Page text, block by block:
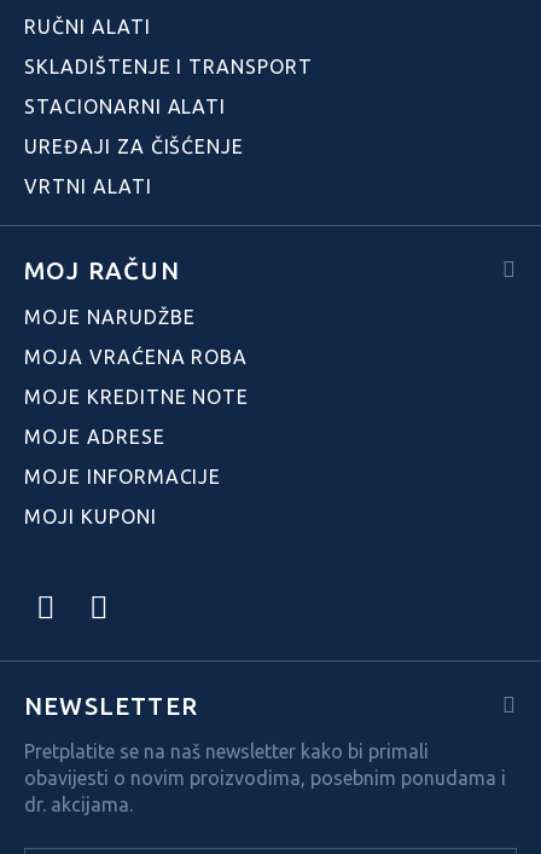
RUČNI ALATI
SKLADIŠTENJE I TRANSPORT
STACIONARNI ALATI
UREĐAJI ZA ČIŠĆENJE
VRTNI ALATI
MOJ RAČUN
MOJE NARUDŽBE
MOJA VRAĆENA ROBA
MOJE KREDITNE NOTE
MOJE ADRESE
MOJE INFORMACIJE
MOJI KUPONI
NEWSLETTER
Pretplatite se na naš newsletter kako bi primali
obavijesti o novim proizvodima, posebnim ponudama i
dr. akcijama.